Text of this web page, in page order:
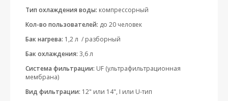
Тип охлаждения воды: компрессорный
Кол-во пользователей: до 20 человек
Бак нагрева: 1,2 л / разборный
Бак охлаждения: 3,6 л
Система фильтрации: UF (ультрафильтрационная
мембрана)
Вид фильтрации: 12" или 14", I или U-тип